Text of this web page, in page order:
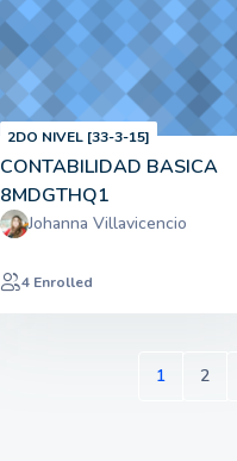
2DO NIVEL [33-3-15]
CONTABILIDAD BASICA
8MDGTHQ1
Johanna Villavicencio
4 Enrolled
1(current)
2